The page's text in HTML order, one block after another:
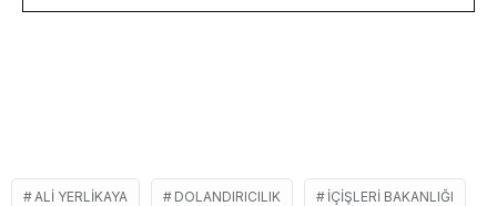
ALI YERLIKAYA DOLANDIRICILIK İÇIŞLERI BAKANLIĞI